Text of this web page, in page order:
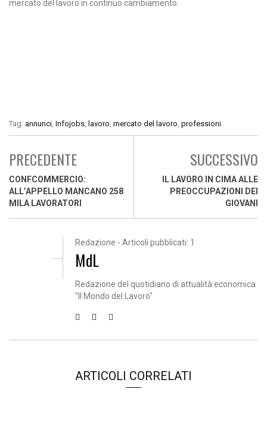
mercato del lavoro in continuo cambiamento.
Tag: annunci, Infojobs, lavoro, mercato del lavoro, professioni
PRECEDENTE
CONFCOMMERCIO:
ALL’APPELLO MANCANO 258
MILA LAVORATORI
SUCCESSIVO
IL LAVORO IN CIMA ALLE
PREOCCUPAZIONI DEI
GIOVANI
Redazione - Articoli pubblicati: 1
MdL
Redazione del quotidiano di attualità economica
"Il Mondo del Lavoro"
ARTICOLI CORRELATI